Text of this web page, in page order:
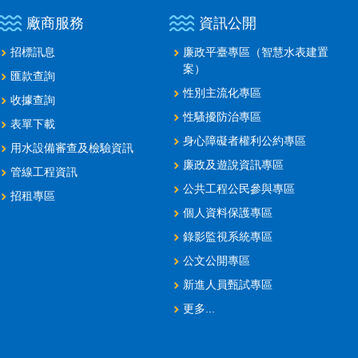
廠商服務
招標訊息
匯款查詢
收據查詢
表單下載
用水設備審查及檢驗資訊
管線工程資訊
招租專區
資訊公開
廉政平臺專區（智慧水表建置
案）
性別主流化專區
性騷擾防治專區
身心障礙者權利公約專區
廉政及遊說資訊專區
公共工程公民參與專區
個人資料保護專區
錄影監視系統專區
公文公開專區
新進人員甄試專區
更多...